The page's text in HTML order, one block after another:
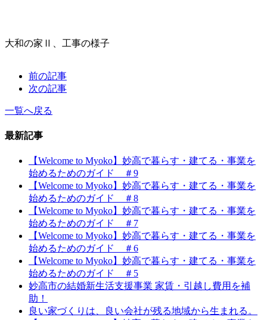
大和の家Ⅱ、工事の様子
前の記事
次の記事
一覧へ戻る
最新記事
【Welcome to Myoko】妙高で暮らす・建てる・事業を
始めるためのガイド ＃9
【Welcome to Myoko】妙高で暮らす・建てる・事業を
始めるためのガイド ＃8
【Welcome to Myoko】妙高で暮らす・建てる・事業を
始めるためのガイド ＃7
【Welcome to Myoko】妙高で暮らす・建てる・事業を
始めるためのガイド ＃6
【Welcome to Myoko】妙高で暮らす・建てる・事業を
始めるためのガイド ＃5
妙高市の結婚新生活支援事業 家賃・引越し費用を補
助！
良い家づくりは、良い会社が残る地域から生まれる。